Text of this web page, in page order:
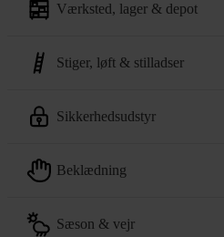
værksted, lager & depot
stiger, løft & stilladser
sikkerhedsudstyr
beklædning
sæson & vejr